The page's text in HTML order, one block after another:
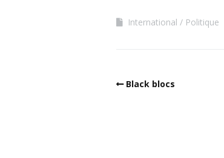
International Politique
Black blocs